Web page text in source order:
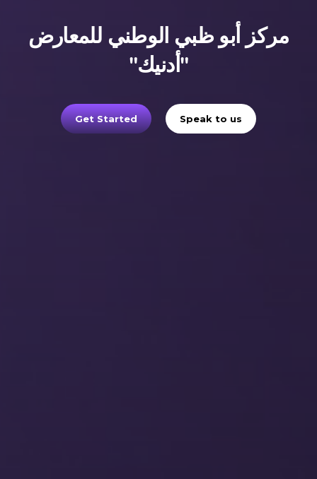
مركز أبو ظبي الوطني للمعارض
"أدنيك"
Speak to us
Get Started